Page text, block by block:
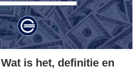
is het, definitie en